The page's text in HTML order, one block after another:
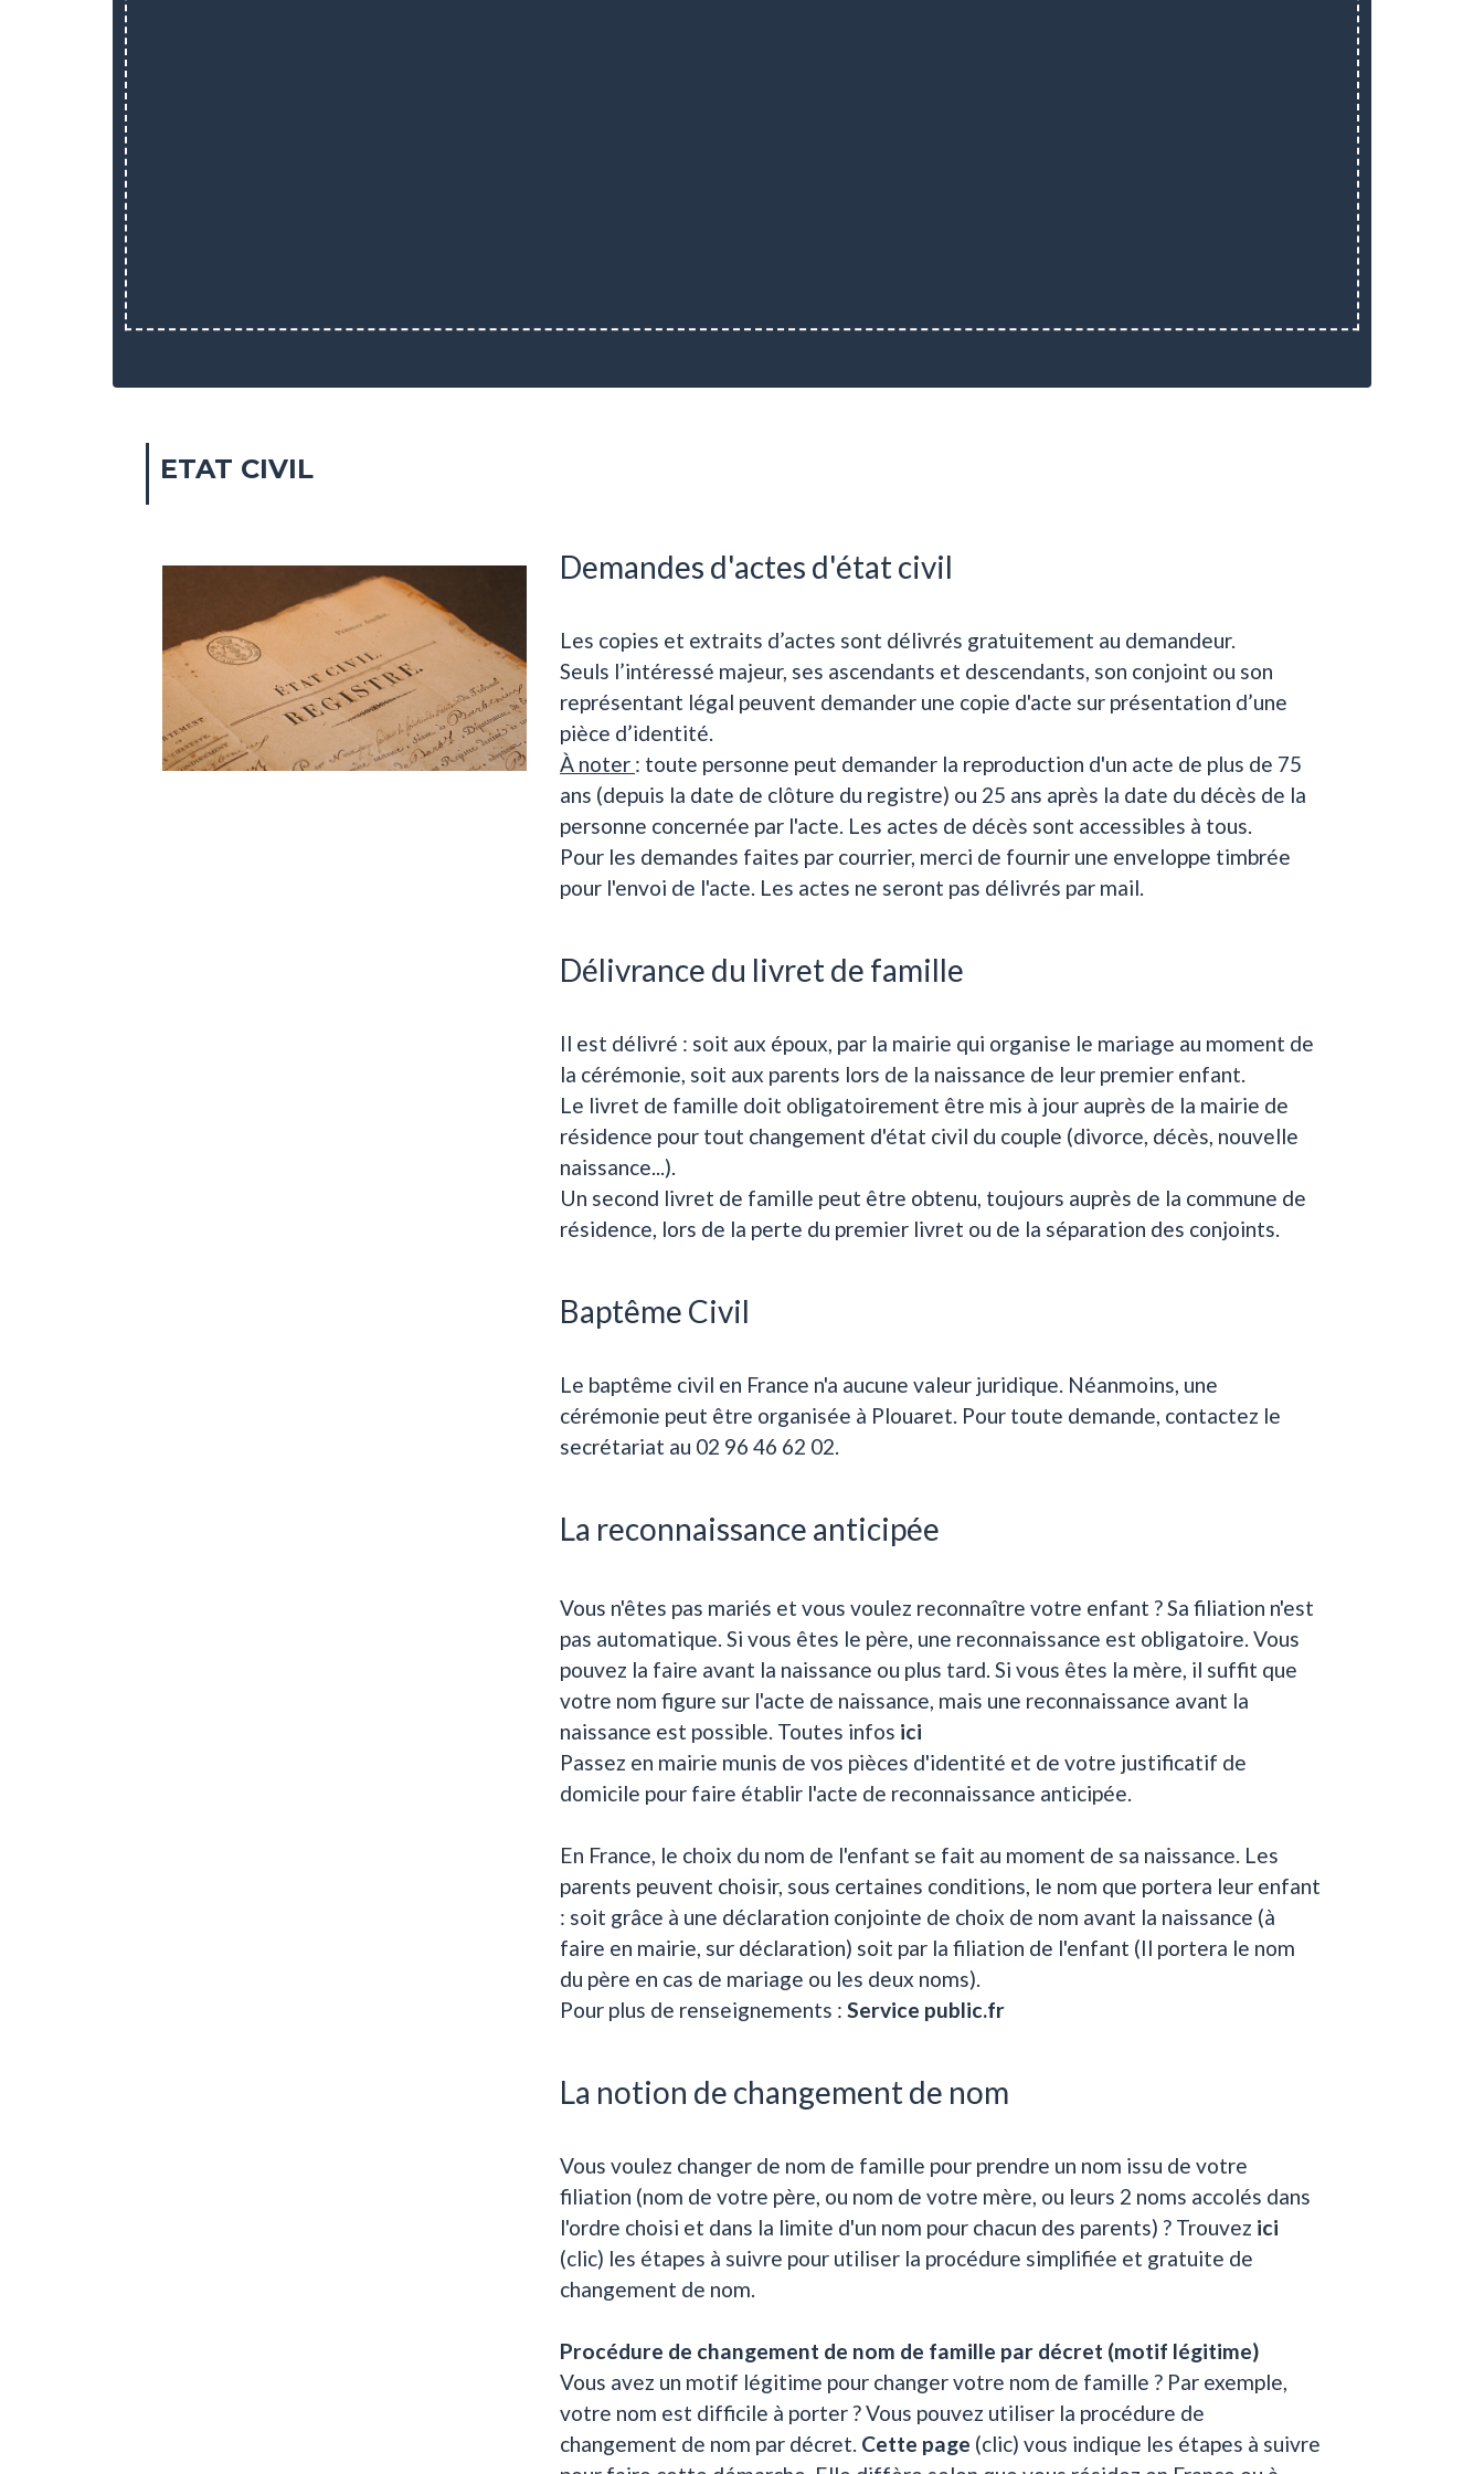
ETAT CIVIL
Demandes d'actes d'état civil
Les copies et extraits d’actes sont délivrés gratuitement au demandeur.
Seuls l’intéressé majeur, ses ascendants et descendants, son conjoint ou son
représentant légal peuvent demander une copie d'acte sur présentation d’une
pièce d’identité.
À noter : toute personne peut demander la reproduction d'un acte de plus de 75
ans (depuis la date de clôture du registre) ou 25 ans après la date du décès de la
personne concernée par l'acte. Les actes de décès sont accessibles à tous.
Pour les demandes faites par courrier, merci de fournir une enveloppe timbrée
pour l'envoi de l'acte. Les actes ne seront pas délivrés par mail.
Délivrance du livret de famille
Il est délivré : soit aux époux, par la mairie qui organise le mariage au moment de
la cérémonie, soit aux parents lors de la naissance de leur premier enfant.
Le livret de famille doit obligatoirement être mis à jour auprès de la mairie de
résidence pour tout changement d'état civil du couple (divorce, décès, nouvelle
naissance...).
Un second livret de famille peut être obtenu, toujours auprès de la commune de
résidence, lors de la perte du premier livret ou de la séparation des conjoints.
Baptême Civil
Le baptême civil en France n'a aucune valeur juridique. Néanmoins, une
cérémonie peut être organisée à Plouaret. Pour toute demande, contactez le
secrétariat au 02 96 46 62 02.
La reconnaissance anticipée
Vous n'êtes pas mariés et vous voulez reconnaître votre enfant ? Sa filiation n'est
pas automatique. Si vous êtes le père, une reconnaissance est obligatoire. Vous
pouvez la faire avant la naissance ou plus tard. Si vous êtes la mère, il suffit que
votre nom figure sur l'acte de naissance, mais une reconnaissance avant la
naissance est possible. Toutes infos ici
Passez en mairie munis de vos pièces d'identité et de votre justificatif de
domicile pour faire établir l'acte de reconnaissance anticipée.
En France, le choix du nom de l'enfant se fait au moment de sa naissance. Les
parents peuvent choisir, sous certaines conditions, le nom que portera leur enfant
: soit grâce à une déclaration conjointe de choix de nom avant la naissance (à
faire en mairie, sur déclaration) soit par la filiation de l'enfant (Il portera le nom
du père en cas de mariage ou les deux noms).
Pour plus de renseignements : Service public.fr
La notion de changement de nom
Vous voulez changer de nom de famille pour prendre un nom issu de votre
filiation (nom de votre père, ou nom de votre mère, ou leurs 2 noms accolés dans
l'ordre choisi et dans la limite d'un nom pour chacun des parents) ? Trouvez ici
(clic) les étapes à suivre pour utiliser la procédure simplifiée et gratuite de
changement de nom.
Procédure de changement de nom de famille par décret (motif légitime)
Vous avez un motif légitime pour changer votre nom de famille ? Par exemple,
votre nom est difficile à porter ? Vous pouvez utiliser la procédure de
changement de nom par décret. Cette page (clic) vous indique les étapes à suivre